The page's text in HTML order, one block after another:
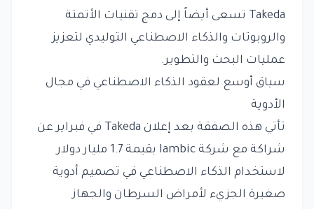
Takeda تسعى أيضاً إلى دمج تقنيات الأتمتة
والروبوتات والذكاء الاصطناعي التوليدي لتعزيز
عمليات البحث والتطوير.
سياق أوسع لعقود الذكاء الاصطناعي في مجال
الأدوية
تأتي هذه الصفقة بعد إعلان Takeda في فبراير عن
شراكة مع شركة Iambic بقيمة 1.7 مليار دولار
لاستخدام الذكاء الاصطناعي في تصميم أدوية
صغيرة الجزيء لأمراض السرطان والجهاز